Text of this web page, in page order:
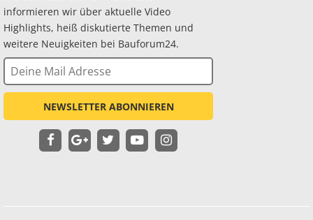
informieren wir über aktuelle Video
Highlights, heiß diskutierte Themen und
weitere Neuigkeiten bei Bauforum24.
NEWSLETTER ABONNIEREN